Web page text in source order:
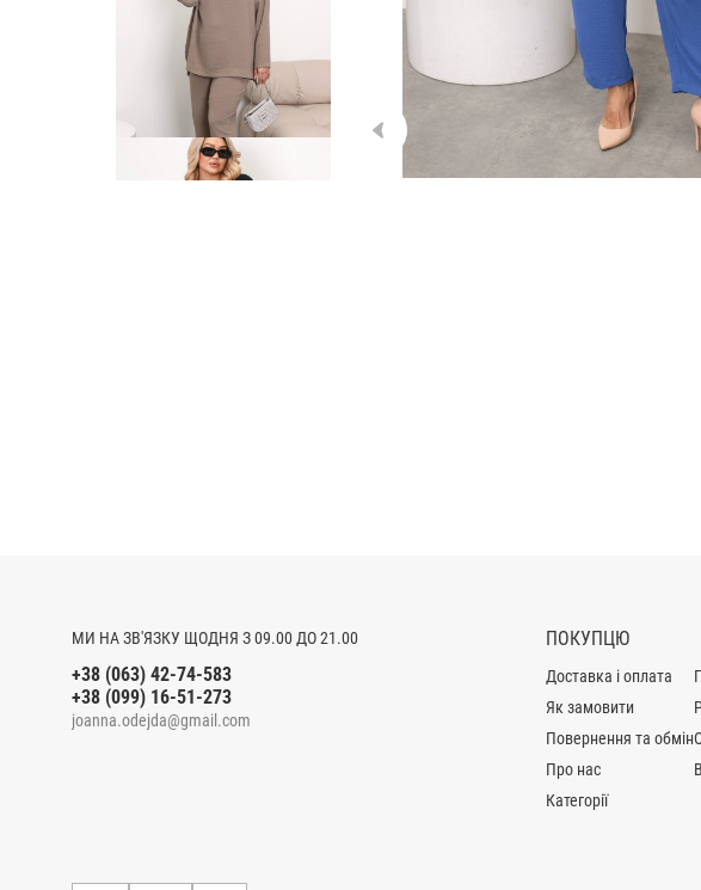
МИ НА ЗВ'ЯЗКУ ЩОДНЯ З 09.00 ДО 21.00
+38 (063) 42-74-583
+38 (099) 16-51-273
joanna.odejda@gmail.com
ПОКУПЦЮ
Доставка і оплата
Як замовити
Повернення та обмін
Про нас
Категорії